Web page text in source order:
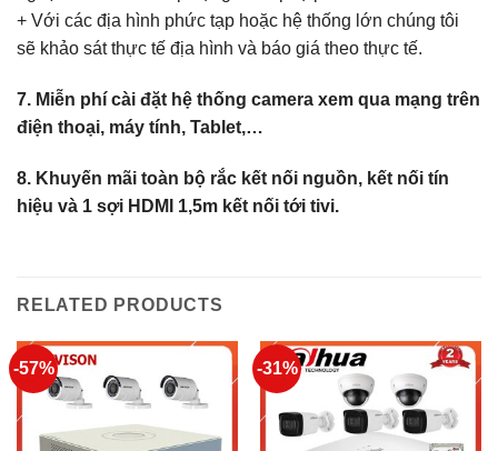
+ Với các địa hình phức tạp hoặc hệ thống lớn chúng tôi
sẽ khảo sát thực tế địa hình và báo giá theo thực tế.
7. Miễn phí cài đặt hệ thống camera xem qua mạng trên
điện thoại, máy tính, Tablet,…
8. Khuyến mãi toàn bộ rắc kết nối nguồn, kết nối tín
hiệu và 1 sợi HDMI 1,5m kết nối tới tivi.
RELATED PRODUCTS
-57% -31%